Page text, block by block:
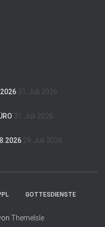
31. Juli 2026
31. Juli 2026
29. Juli 2026
GOTTESDIENSTE
ThemeIsle